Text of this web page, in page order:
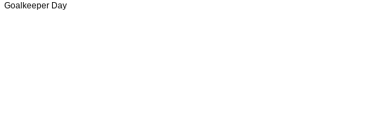
Goalkeeper Day